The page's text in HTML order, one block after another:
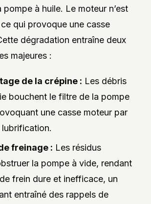
pompe à huile. Le moteur n’est
qui provoque une casse
dégradation entraîne deux
majeures :
de la crépine : Les débris
bouchent le filtre de la pompe
une casse moteur par
freinage : Les résidus
la pompe à vide, rendant
frein dure et inefficace, un
entraîné des rappels de